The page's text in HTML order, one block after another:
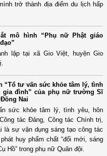
trở thành địa điểm du lịch hấp
mô hình “Phụ nữ Phật giáo
lập tại xã Gio Việt, huyện Gio
“Tổ tư vấn sức khỏe tâm lý, tình
gia đình” của phụ nữ trường Sĩ
Nai
sức khỏe tâm lý, tình yêu, hôn
tác Đảng, Công tác Chính trị,
là sự vận dụng sáng tạo công tác
huy phẩm chất “đổi mới, sáng
Hồ” trong phụ nữ Quân đội.